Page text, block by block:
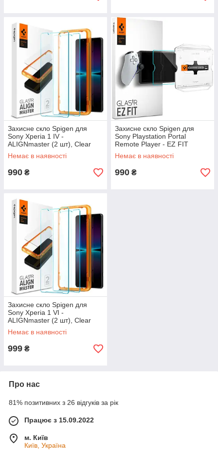
Захисне скло Spigen для
Sony Xperia 1 IV -
ALIGNmaster (2 шт), Clear
(AGL04689)
Немає в наявності
990 ₴
Захисне скло Spigen для
Sony Playstation Portal
Remote Player - EZ FIT
GLAS.tR, Clear (AGL07183)
Немає в наявності
990 ₴
Захисне скло Spigen для
Sony Xperia 1 VI -
ALIGNmaster (2 шт), Clear
(AGL08271)
Немає в наявності
999 ₴
Про нас
81% позитивних з 26 відгуків за рік
Працює з 15.09.2022
м. Київ
Київ, Україна